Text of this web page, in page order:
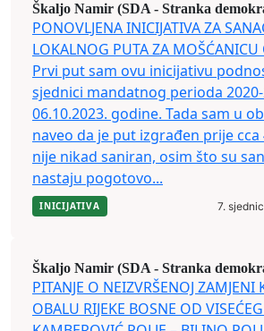
Škaljo Namir (SDA - Stranka
PONOVLJENA INICIJATIVA ZA
LOKALNOG PUTA ZA
Prvi put sam ovu inicijativu
sjednici mandatnog perioda
06.10.2023. godine. Tada sam u
naveo da je put izgrađen prije cca
nije nikad saniran, osim što su
nastaju pogotovo...
INICIJATIVA 7.
Škaljo Namir (SDA - Stranka
PITANJE O NEIZVRŠENOJ ZAMJENI
OBALU RIJEKE BOSNE OD